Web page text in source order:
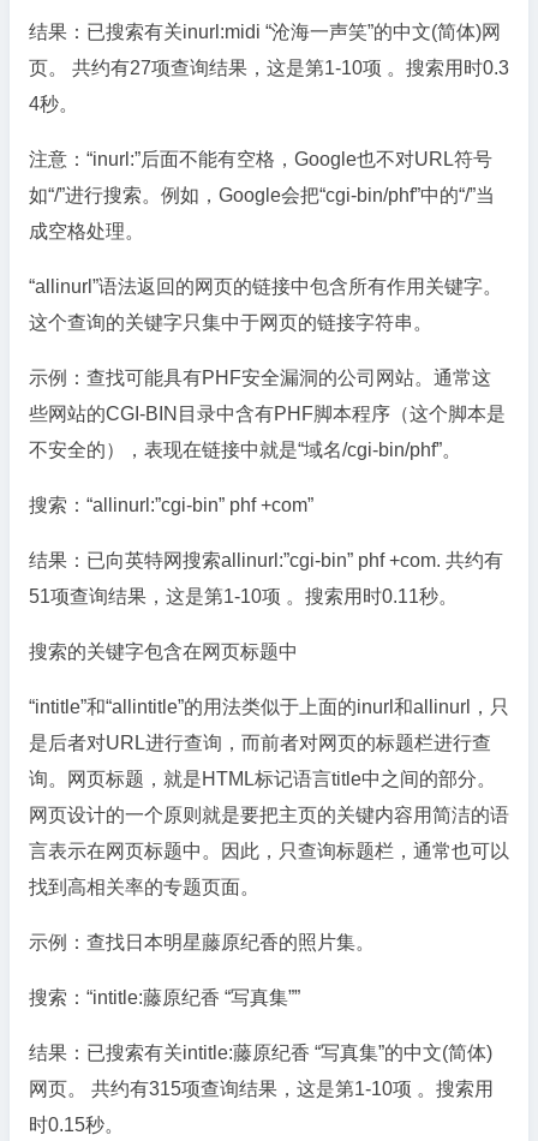
结果：已搜索有关inurl:midi “沧海一声笑”的中文(简体)网
页。 共约有27项查询结果，这是第1-10项 。搜索用时0.3
4秒。
注意：“inurl:”后面不能有空格，Google也不对URL符号
如“/”进行搜索。例如，Google会把“cgi-bin/phf”中的“/”当
成空格处理。
“allinurl”语法返回的网页的链接中包含所有作用关键字。
这个查询的关键字只集中于网页的链接字符串。
示例：查找可能具有PHF安全漏洞的公司网站。通常这
些网站的CGI-BIN目录中含有PHF脚本程序（这个脚本是
不安全的），表现在链接中就是“域名/cgi-bin/phf”。
搜索：“allinurl:”cgi-bin” phf +com”
结果：已向英特网搜索allinurl:”cgi-bin” phf +com. 共约有
51项查询结果，这是第1-10项 。搜索用时0.11秒。
搜索的关键字包含在网页标题中
“intitle”和“allintitle”的用法类似于上面的inurl和allinurl，只
是后者对URL进行查询，而前者对网页的标题栏进行查
询。网页标题，就是HTML标记语言title中之间的部分。
网页设计的一个原则就是要把主页的关键内容用简洁的语
言表示在网页标题中。因此，只查询标题栏，通常也可以
找到高相关率的专题页面。
示例：查找日本明星藤原纪香的照片集。
搜索：“intitle:藤原纪香 “写真集””
结果：已搜索有关intitle:藤原纪香 “写真集”的中文(简体)
网页。 共约有315项查询结果，这是第1-10项 。搜索用
时0.15秒。